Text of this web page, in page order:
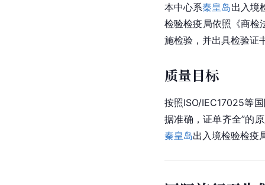
本中心系秦皇岛出入境
检验检疫局依照《商检
施检验，并出具检验证
质量目标
按照ISO/IEC17025等
据准确，证单齐全”的
秦皇岛出入境检验检疫